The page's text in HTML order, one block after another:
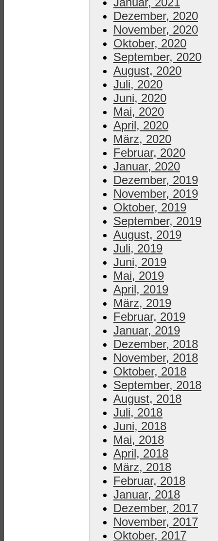
Dezember, 2020
November, 2020
Oktober, 2020
September, 2020
August, 2020
Juli, 2020
Juni, 2020
Mai, 2020
April, 2020
März, 2020
Februar, 2020
Januar, 2020
Dezember, 2019
November, 2019
Oktober, 2019
September, 2019
August, 2019
Juli, 2019
Juni, 2019
Mai, 2019
April, 2019
März, 2019
Februar, 2019
Januar, 2019
Dezember, 2018
November, 2018
Oktober, 2018
September, 2018
August, 2018
Juli, 2018
Juni, 2018
Mai, 2018
April, 2018
März, 2018
Februar, 2018
Januar, 2018
Dezember, 2017
November, 2017
Oktober, 2017